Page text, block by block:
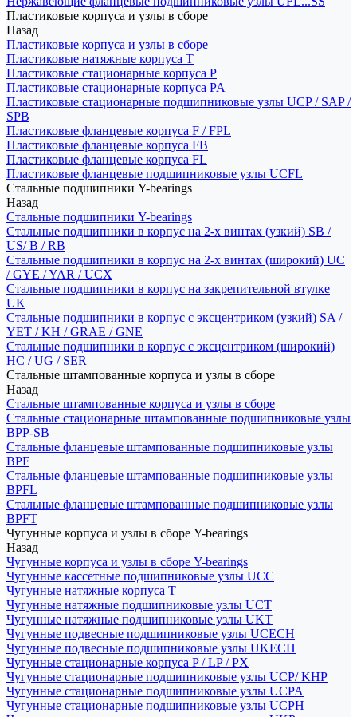
Пластиковые корпуса и узлы в сборе
Назад
Пластиковые корпуса и узлы в сборе
Пластиковые натяжные корпуса T
Пластиковые стационарные корпуса P
Пластиковые стационарные корпуса PA
Пластиковые стационарные подшипниковые узлы UCP / SAP /
SPB
Пластиковые фланцевые корпуса F / FPL
Пластиковые фланцевые корпуса FB
Пластиковые фланцевые корпуса FL
Пластиковые фланцевые подшипниковые узлы UCFL
Стальные подшипники Y-bearings
Назад
Стальные подшипники Y-bearings
Стальные подшипники в корпус на 2-х винтах (узкий) SB /
US/ B / RB
Стальные подшипники в корпус на 2-х винтах (широкий) UC
/ GYE / YAR / UCX
Стальные подшипники в корпус на закрепительной втулке
UK
Стальные подшипники в корпус с эксцентриком (узкий) SA /
YET / KH / GRAE / GNE
Стальные подшипники в корпус с эксцентриком (широкий)
HC / UG / SER
Стальные штампованные корпуса и узлы в сборе
Назад
Стальные штампованные корпуса и узлы в сборе
Стальные стационарные штампованные подшипниковые узлы
BPP-SB
Стальные фланцевые штампованные подшипниковые узлы
BPF
Стальные фланцевые штампованные подшипниковые узлы
BPFL
Стальные фланцевые штампованные подшипниковые узлы
BPFT
Чугунные корпуса и узлы в сборе Y-bearings
Назад
Чугунные корпуса и узлы в сборе Y-bearings
Чугунные кассетные подшипниковые узлы UCC
Чугунные натяжные корпуса T
Чугунные натяжные подшипниковые узлы UCT
Чугунные натяжные подшипниковые узлы UKT
Чугунные подвесные подшипниковые узлы UCECH
Чугунные подвесные подшипниковые узлы UKECH
Чугунные стационарные корпуса P / LP / PX
Чугунные стационарные подшипниковые узлы UCP/ KHP
Чугунные стационарные подшипниковые узлы UCPA
Чугунные стационарные подшипниковые узлы UCPH